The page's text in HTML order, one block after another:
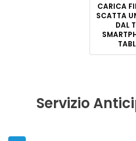
CARICA
SCATTA
DAL
Servizio